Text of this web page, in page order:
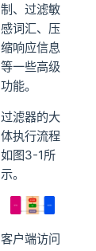
制、过滤敏
感词汇、压
缩响应信息
等一些高级
功能。
过滤器的大
体执行流程
如图3-1所
示。
客户端访问